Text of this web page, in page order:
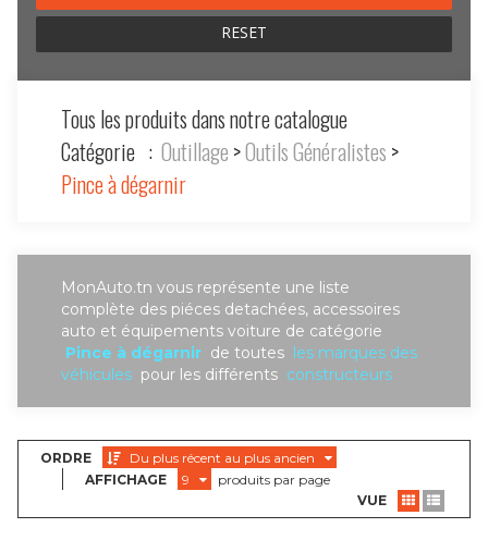
RESET
Tous les produits dans notre catalogue
Catégorie : Outillage >Outils Généralistes >
Pince à dégarnir
MonAuto.tn vous représente une liste
complète des piéces detachées, accessoires
auto et équipements voiture de catégorie
Pince à dégarnir de toutes les marques des
véhicules pour les différents constructeurs
ORDRE
Du plus récent au plus ancien
AFFICHAGE
9
produits par page
VUE